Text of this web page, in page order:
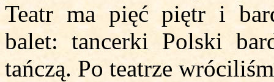
Teatr ma pięć piętr i
balet: tancerki Polski
tańczą. Po teatrze